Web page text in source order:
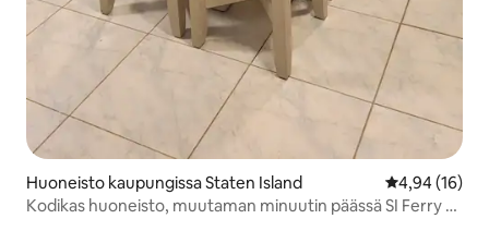
Huoneisto kaupungissa Staten Island
4,94 (16)
Kodikas huoneisto, muutaman minuutin päässä SI Ferry -